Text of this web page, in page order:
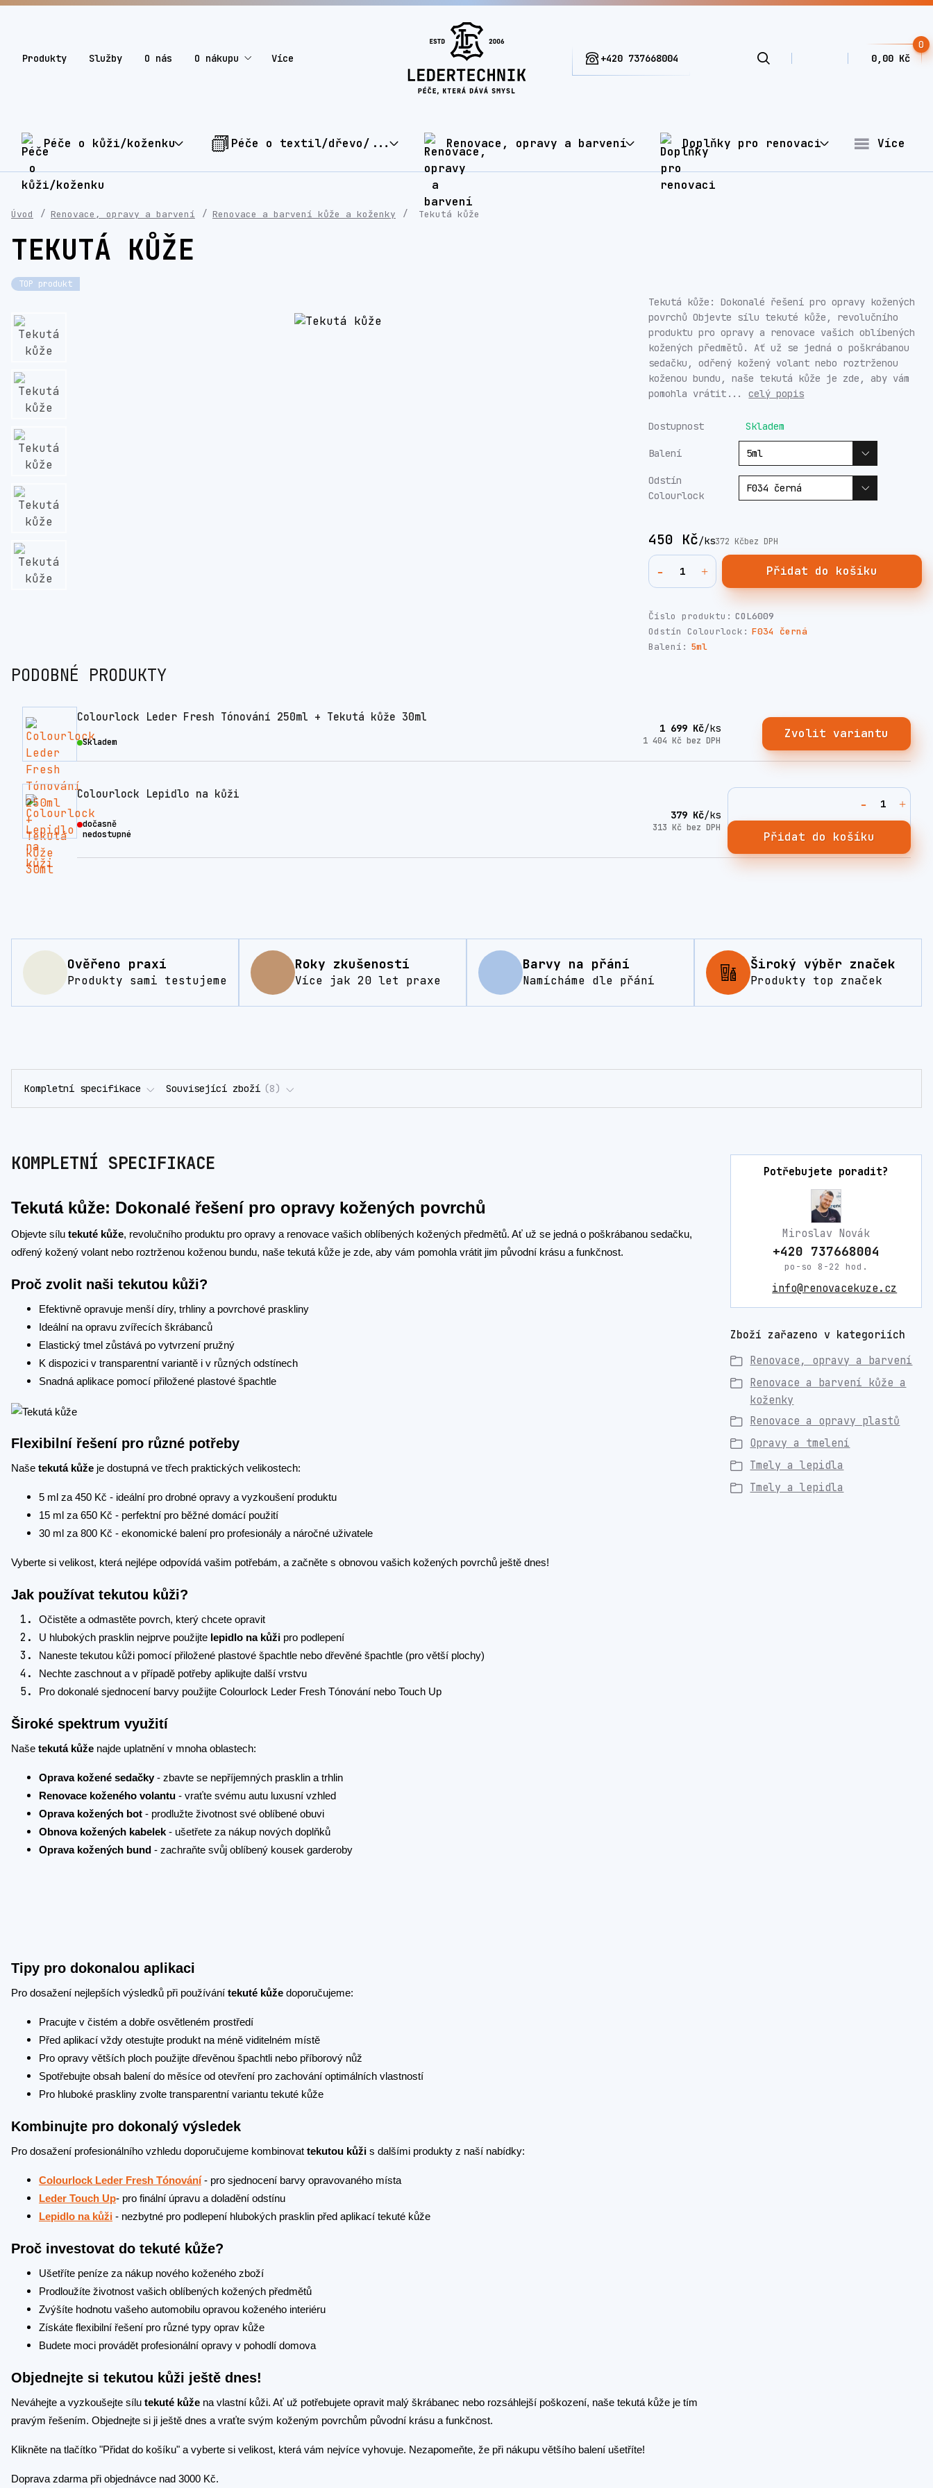
Produkty Služby O nás O nákupu Více
0
0,00 Kč
+420 737668004
Péče o kůži/koženku Péče o textil/dřevo/... Renovace, opravy a barvení Doplňky pro renovaci Více
Úvod Renovace, opravy a barvení Renovace a barvení kůže a koženky Tekutá kůže
TEKUTÁ KŮŽE
TOP produkt
Tekutá kůže: Dokonalé řešení pro opravy kožených
povrchů Objevte sílu tekuté kůže, revolučního
produktu pro opravy a renovace vašich oblíbených
kožených předmětů. Ať už se jedná o poškrábanou
sedačku, odřený kožený volant nebo roztrženou
koženou bundu, naše tekutá kůže je zde, aby vám
pomohla vrátit...celý popis
Dostupnost Skladem
Balení
Odstín
Colourlock
450 Kč/ks372 Kčbez DPH
Přidat do košíku
Číslo produktu: COL6009
Odstín Colourlock: F034 černá
Balení: 5ml
PODOBNÉ PRODUKTY
Colourlock Leder Fresh Tónování 250ml + Tekutá kůže 30ml
1 699 Kč/ks
1 404 Kč bez DPH
Skladem
Zvolit variantu
Colourlock Lepidlo na kůži
379 Kč/ks
313 Kč bez DPH
dočasně
nedostupné
Přidat do košíku
Ověřeno praxí
Produkty sami testujeme
Roky zkušeností
Více jak 20 let praxe
Barvy na přání
Namícháme dle přání
Široký výběr značek
Produkty top značek
Kompletní specifikace Související zboží 8
KOMPLETNÍ SPECIFIKACE
Tekutá kůže: Dokonalé řešení pro opravy kožených povrchů
Objevte sílu tekuté kůže, revolučního produktu pro opravy a renovace vašich oblíbených kožených předmětů. Ať už se jedná o poškrábanou sedačku,
odřený kožený volant nebo roztrženou koženou bundu, naše tekutá kůže je zde, aby vám pomohla vrátit jim původní krásu a funkčnost.
Proč zvolit naši tekutou kůži?
Efektivně opravuje menší díry, trhliny a povrchové praskliny
Ideální na opravu zvířecích škrábanců
Elastický tmel zůstává po vytvrzení pružný
K dispozici v transparentní variantě i v různých odstínech
Snadná aplikace pomocí přiložené plastové špachtle
Flexibilní řešení pro různé potřeby
Naše tekutá kůže je dostupná ve třech praktických velikostech:
5 ml za 450 Kč - ideální pro drobné opravy a vyzkoušení produktu
15 ml za 650 Kč - perfektní pro běžné domácí použití
30 ml za 800 Kč - ekonomické balení pro profesionály a náročné uživatele
Vyberte si velikost, která nejlépe odpovídá vašim potřebám, a začněte s obnovou vašich kožených povrchů ještě dnes!
Jak používat tekutou kůži?
Očistěte a odmastěte povrch, který chcete opravit
U hlubokých prasklin nejprve použijte lepidlo na kůži pro podlepení
Naneste tekutou kůži pomocí přiložené plastové špachtle nebo dřevěné špachtle (pro větší plochy)
Nechte zaschnout a v případě potřeby aplikujte další vrstvu
Pro dokonalé sjednocení barvy použijte Colourlock Leder Fresh Tónování nebo Touch Up
Široké spektrum využití
Naše tekutá kůže najde uplatnění v mnoha oblastech:
Oprava kožené sedačky- zbavte se nepříjemných prasklin a trhlin
Renovace koženého volantu - vraťte svému autu luxusní vzhled
Oprava kožených bot - prodlužte životnost své oblíbené obuvi
Obnova kožených kabelek - ušetřete za nákup nových doplňků
Oprava kožených bund - zachraňte svůj oblíbený kousek garderoby
Tipy pro dokonalou aplikaci
Pro dosažení nejlepších výsledků při používání tekuté kůže doporučujeme:
Pracujte v čistém a dobře osvětleném prostředí
Před aplikací vždy otestujte produkt na méně viditelném místě
Pro opravy větších ploch použijte dřevěnou špachtli nebo příborový nůž
Spotřebujte obsah balení do měsíce od otevření pro zachování optimálních vlastností
Pro hluboké praskliny zvolte transparentní variantu tekuté kůže
Kombinujte pro dokonalý výsledek
Pro dosažení profesionálního vzhledu doporučujeme kombinovat tekutou kůži s dalšími produkty z naší nabídky:
Colourlock Leder Fresh Tónování- pro sjednocení barvy opravovaného místa
Leder Touch Up- pro finální úpravu a doladění odstínu
Lepidlo na kůži - nezbytné pro podlepení hlubokých prasklin před aplikací tekuté kůže
Proč investovat do tekuté kůže?
Ušetříte peníze za nákup nového koženého zboží
Prodloužíte životnost vašich oblíbených kožených předmětů
Zvýšíte hodnotu vašeho automobilu opravou koženého interiéru
Získáte flexibilní řešení pro různé typy oprav kůže
Budete moci provádět profesionální opravy v pohodlí domova
Objednejte si tekutou kůži ještě dnes!
Neváhejte a vyzkoušejte sílu tekuté kůže na vlastní kůži. Ať už potřebujete opravit malý škrábanec nebo rozsáhlejší poškození, naše tekutá kůže je tím
pravým řešením. Objednejte si ji ještě dnes a vraťte svým koženým povrchům původní krásu a funkčnost.
Klikněte na tlačítko "Přidat do košíku" a vyberte si velikost, která vám nejvíce vyhovuje. Nezapomeňte, že při nákupu většího balení ušetříte!
Doprava zdarma při objednávce nad 3000 Kč.
Potřebujete poradit?
Miroslav Novák
+420 737668004
po-so 8-22 hod.
info@renovacekuze.cz
Zboží zařazeno v kategoriích
Renovace, opravy a barvení
Renovace a barvení kůže a
koženky
Renovace a opravy plastů
Opravy a tmelení
Tmely a lepidla
Tmely a lepidla